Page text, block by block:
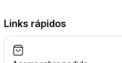
Links rápidos